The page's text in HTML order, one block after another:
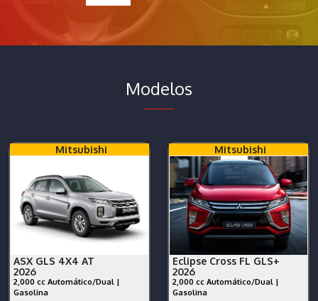
Modelos
Mitsubishi
ASX GLS 4X4 AT
2026
2,000 cc Automático/Dual |
Gasolina
Mitsubishi
Eclipse Cross FL GLS+
2026
2,000 cc Automático/Dual |
Gasolina